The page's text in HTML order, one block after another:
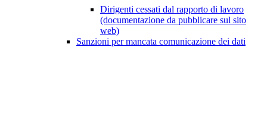
Dirigenti cessati dal rapporto di lavoro
(documentazione da pubblicare sul sito
web)
Sanzioni per mancata comunicazione dei dati